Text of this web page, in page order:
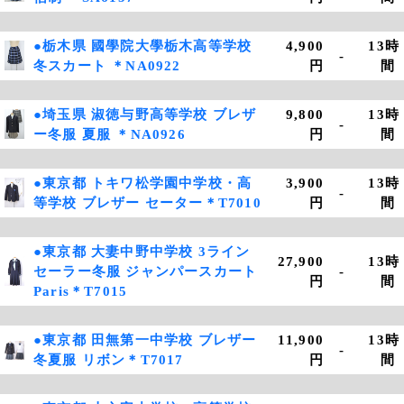
●栃木県 國學院大學栃木高等学校
冬スカート ＊NA0922
4,900
円
-
13時
間
●埼玉県 淑徳与野高等学校 ブレザ
ー冬服 夏服 ＊NA0926
9,800
円
-
13時
間
●東京都 トキワ松学園中学校・高
等学校 ブレザー セーター＊T7010
3,900
円
-
13時
間
●東京都 大妻中野中学校 3ライン
セーラー冬服 ジャンパースカート
Paris＊T7015
27,900
円
-
13時
間
●東京都 田無第一中学校 ブレザー
冬夏服 リボン＊T7017
11,900
円
-
13時
間